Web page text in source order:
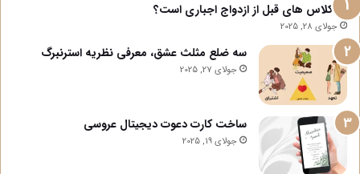
آیا کلاس های قبل از ازدواج اجباری است؟
جولای 28, 2025
سه ضلع مثلث عشق، معرفی نظریه استرنبرگ
جولای 27, 2025
ساخت کارت دعوت دیجیتال عروسی
جولای 19, 2025